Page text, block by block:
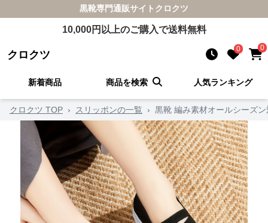
黒靴専門通販サイト クロクツ
10,000円以上のご購入で送料無料
クロクツ 0 0
新着商品 商品を検索 人気ランキング
クロクツ TOP › スリッポンの一覧 › 黒靴 編み素材オールシーズ